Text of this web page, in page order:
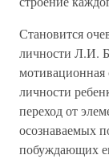
Становится
личности Л.И.
мотивационная
личности
переход от
осознаваемых
побуждающих